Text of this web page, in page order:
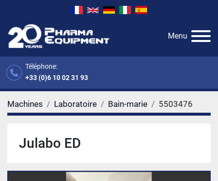
Téléphone:
+33 (0)6 10 02 31 93
Menu
Machines Laboratoire Bain-marie 5503476
Julabo ED